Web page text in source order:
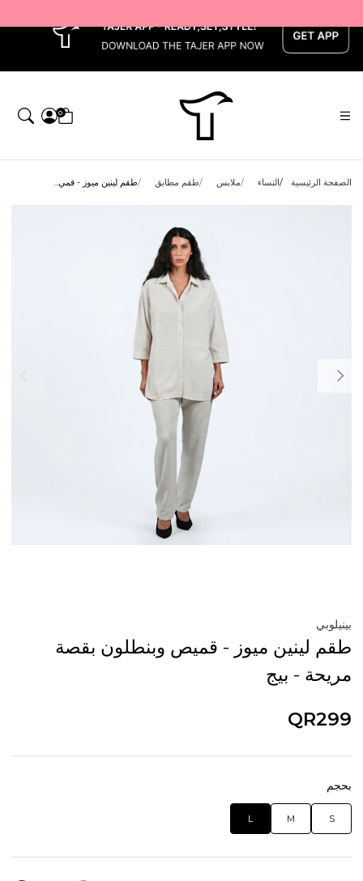
0
الصفحة الرئيسية النساء ملابس طقم مطابق طقم لينين ميوز - قمي...
بينيلوبي
طقم لينين ميوز - قميص وبنطلون بقصة
مريحة - بيج
QR299
بحجم
S
M
L